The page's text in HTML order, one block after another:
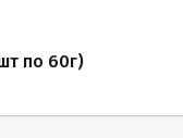
по 60г)